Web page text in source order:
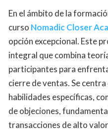
En el ámbito de la
curso Nomadic Closer
opción excepcional. Este
integral que combina
participantes para
cierre de ventas. Se
habilidades específicas,
de objeciones,
transacciones de alto